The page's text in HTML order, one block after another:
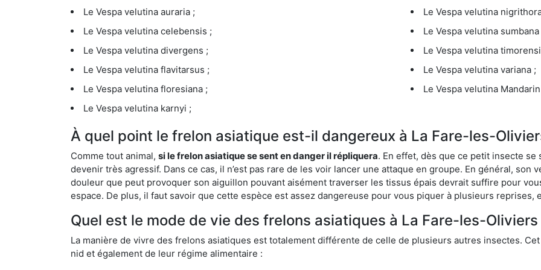
Le Vespa velutina auraria ;
Le Vespa velutina celebensis ;
Le Vespa velutina divergens ;
Le Vespa velutina flavitarsus ;
Le Vespa velutina floresiana ;
Le Vespa velutina karnyi ;
Le Vespa velutina
Le Vespa velutina sumbana
Le Vespa velutina
Le Vespa velutina variana ;
Le Vespa velutina
À quel point le frelon asiatique est-il dangereux à La Fare-les-
Comme tout animal, si le frelon asiatique se sent en danger il répliquera. En effet, dès que ce petit insecte
devenir très agressif. Dans ce cas, il n’est pas rare de les voir lancer une attaque en groupe. En général, son
douleur que peut provoquer son aiguillon pouvant aisément traverser les tissus épais devrait suffire pour
espace. De plus, il faut savoir que cette espèce est assez dangereuse pour vous piquer à plusieurs reprises,
Quel est le mode de vie des frelons asiatiques à La Fare-les-Oliviers
La manière de vivre des frelons asiatiques est totalement différente de celle de plusieurs autres insectes.
nid et également de leur régime alimentaire :